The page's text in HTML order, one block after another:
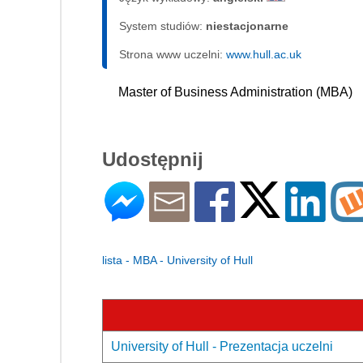
System studiów: nie­sta­cjo­nar­ne
Strona www uczelni: www.hull.ac.uk
Master of Business Administration (MBA)
Udostępnij
lista - MBA - University of Hull
University of Hull - Prezentacja uczelni